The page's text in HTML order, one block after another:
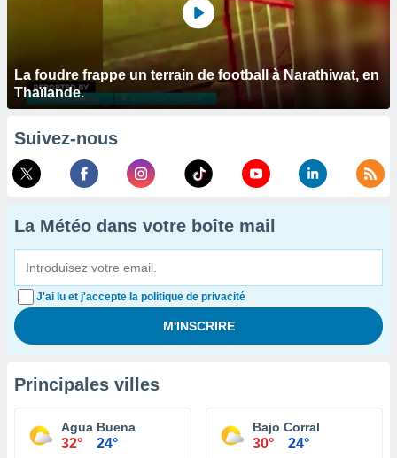
La foudre frappe un terrain de football à Narathiwat, en
Thaïlande.
Suivez-nous
La Météo dans votre boîte mail
J'ai lu et j'accepte la politique de privacité
Principales villes
Agua Buena
32° 24°
Bajo Corral
30° 24°